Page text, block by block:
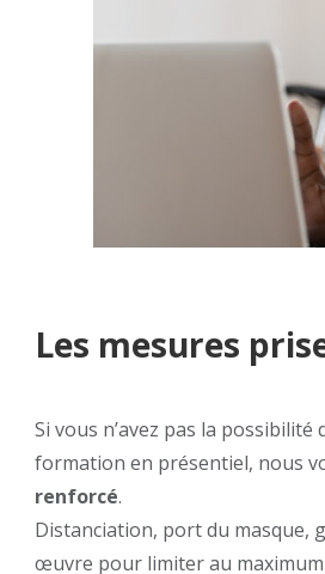
Les mesures
Si vous n’avez pas la
formation en présentiel, nous
renforcé.
Distanciation, port du masque,
œuvre pour limiter au